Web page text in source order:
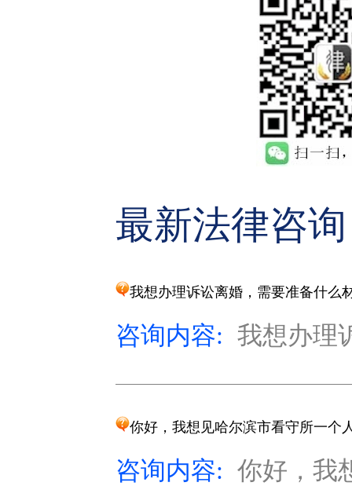
最新法律咨询
我想办理诉讼离婚，需要准备什么
咨询内容: 我想办理
你好，我想见哈尔滨市看守所一个
咨询内容: 你好，我